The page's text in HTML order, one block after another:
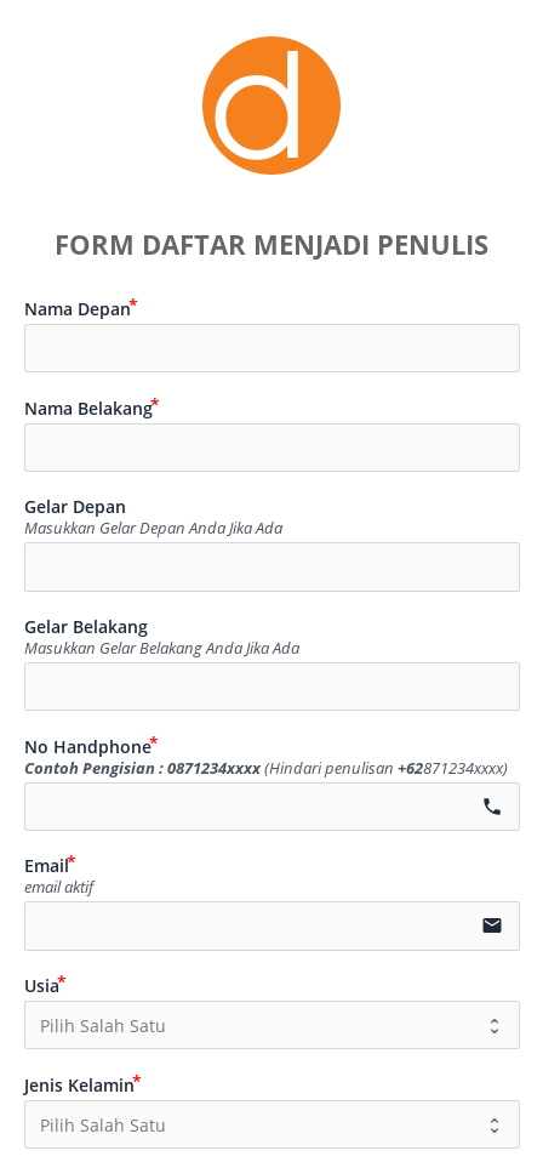
FORM DAFTAR MENJADI PENULIS
Nama Depan
Nama Belakang
Gelar Depan
Masukkan Gelar Depan Anda Jika Ada
Gelar Belakang
Masukkan Gelar Belakang Anda Jika Ada
No Handphone
Contoh Pengisian : 0871234xxxx(Hindari penulisan +62871234xxxx)
call
Email
email aktif
email
Usia
Jenis Kelamin